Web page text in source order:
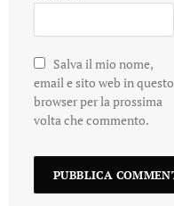
Salva il mio nome,
email e sito web in questo
browser per la prossima
volta che commento.